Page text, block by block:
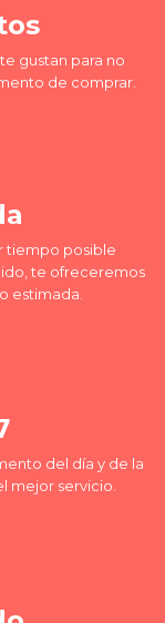
gustan para no
de comprar.
tiempo posible
te ofreceremos
estimada.
del día y de la
mejor servicio.